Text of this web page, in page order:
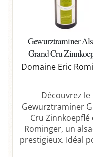
Gewurztraminer
Grand Cru
Domaine Eric
Découvrez le
Gewurztraminer
Cru Zinnkoepflé
Rominger, un
prestigieux. Idéal